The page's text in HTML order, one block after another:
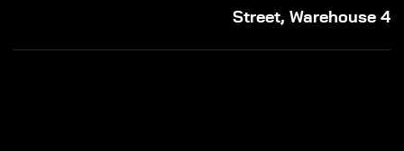
Street, Warehouse 4